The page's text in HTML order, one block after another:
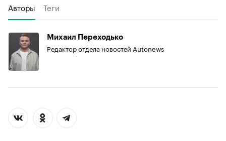
Авторы Теги
Михаил Переходько
Редактор отдела новостей Autonews